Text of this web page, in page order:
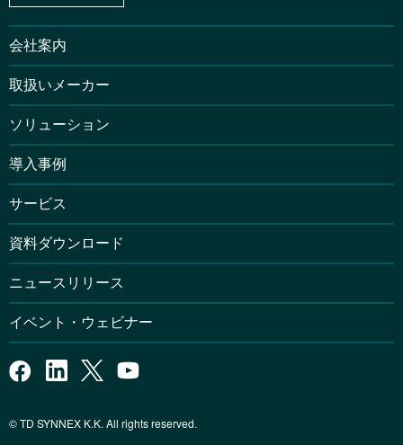
会社案内
取扱いメーカー
ソリューション
導入事例
サービス
資料ダウンロード
ニュースリリース
イベント・ウェビナー
© TD SYNNEX K.K. All rights reserved.